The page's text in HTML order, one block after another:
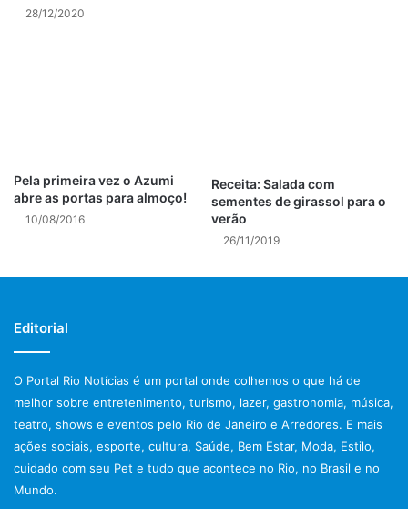
28/12/2020
Pela primeira vez o Azumi
abre as portas para almoço!
10/08/2016
Receita: Salada com
sementes de girassol para o
verão
26/11/2019
Editorial
O Portal Rio Notícias é um portal onde colhemos o que há de
melhor sobre entretenimento, turismo, lazer, gastronomia, música,
teatro, shows e eventos pelo Rio de Janeiro e Arredores. E mais
ações sociais, esporte, cultura, Saúde, Bem Estar, Moda, Estilo,
cuidado com seu Pet e tudo que acontece no Rio, no Brasil e no
Mundo.